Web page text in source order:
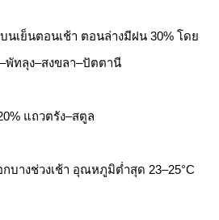
นเย็นตอนเช้า ตอนล่างมีฝน 30% โดย
พัทลุง–สงขลา–ปัตตานี
แถวตรัง–สตูล
บางช่วงเช้า อุณหภูมิต่ำสุด 23–25°C